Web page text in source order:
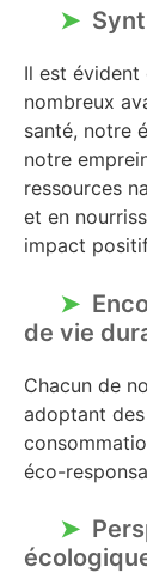
Il est
nombreux
santé, notre
notre
ressources
et en
impact
de vie
Chacun de
adoptant des
éco-